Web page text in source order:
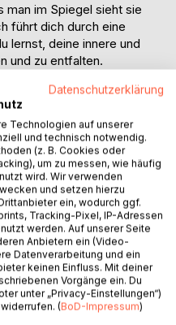
man im Spiegel sieht sie
führt dich durch eine
lernst, deine innere und
und zu entfalten.
erfährst du, wie du durch
bewusste Pflege nicht
sondern auch deine
bringst. Von der
Routine über die
zur Heilung alter
dieses Buch bietet dir
die beste Version
Zielsetzungen
dieses Buch, einen
der deine innere
Ende wirst du verstehen,
Datenschutzerklärung
Technologien auf unserer
und technisch notwendig.
(z. B. Cookies oder
um zu messen, wie häufig
wird. Wir verwenden
und setzen hierzu
ein, wodurch ggf.
Tracking-Pixel, IP-Adressen
werden. Auf unserer Seite
Anbietern ein (Video-
Datenverarbeitung und ein
keinen Einfluss. Mit deiner
Vorgänge ein. Du
unter „Privacy-Einstellungen“)
(BoD-Impressum)